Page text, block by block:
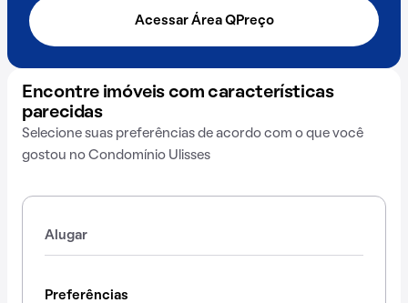
Acessar Área QPreço
Encontre imóveis com características
parecidas
Selecione suas preferências de acordo com o que você
gostou no Condomínio Ulisses
Alugar
Preferências